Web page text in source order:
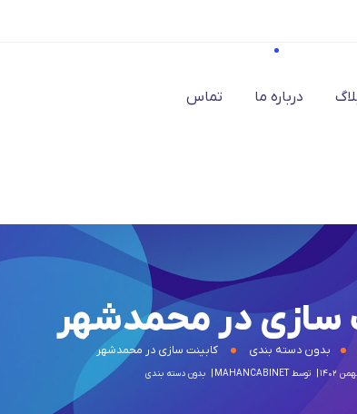
درباره ما تماس
سازی در محمدشهر
بدون دسته بندی کابینت سازی در محمدشهر
توسطMAHANCABINET بدون دسته بندی